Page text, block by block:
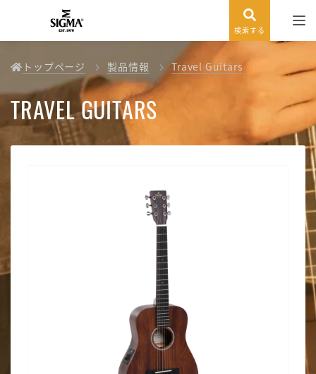
検索する
トップページ 製品情報 Travel Guitars
TRAVEL GUITARS